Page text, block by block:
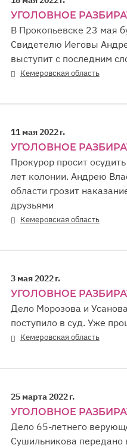
УГОЛОВНОЕ
В Прокопьевске 23 мая
Свидетелю Иеговы
выступит с последним
Кемеровская область
11 мая 2022 г.
УГОЛОВНОЕ
Прокурор просит
лет колонии. Андрею
области грозит
друзьями
Кемеровская область
3 мая 2022 г.
УГОЛОВНОЕ
Дело Морозова и
поступило в суд. Уже
Кемеровская область
25 марта 2022 г.
УГОЛОВНОЕ
Дело 65-летнего
Сушильникова передано